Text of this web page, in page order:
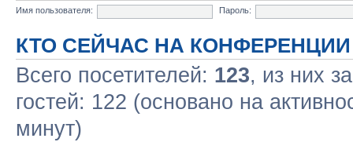
Имя пользователя:
Пароль:
КТО СЕЙЧАС НА КОНФЕРЕНЦИИ
Всего посетителей: 123, из них
гостей: 122 (основано на
минут)